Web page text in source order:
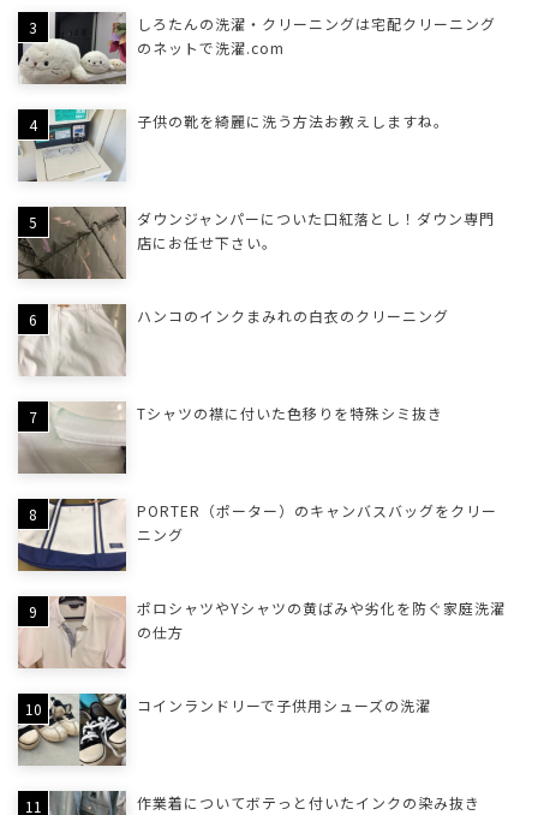
しろたんの洗濯・クリーニングは宅配クリーニング
のネットで洗濯.com
子供の靴を綺麗に洗う方法お教えしますね。
ダウンジャンパーについた口紅落とし！ダウン専門
店にお任せ下さい。
ハンコのインクまみれの白衣のクリーニング
Tシャツの襟に付いた色移りを特殊シミ抜き
PORTER（ポーター）のキャンバスバッグをクリー
ニング
ポロシャツやYシャツの黄ばみや劣化を防ぐ家庭洗濯
の仕方
コインランドリーで子供用シューズの洗濯
作業着についてボテっと付いたインクの染み抜き